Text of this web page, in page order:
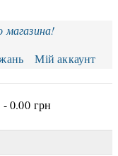
магазина!
Мій аккаунт
-0.00 грн